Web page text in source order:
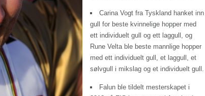
Carina Vogt fra Tyskland hanket inn
gull for beste kvinnelige hopper med
ett individuelt gull og ett laggull, og
Rune Velta ble beste mannlige hopper
med ett individuelt gull, et laggull, et
sølvgull i mikslag og et individuelt gull.
Falun ble tildelt mesterskapet i